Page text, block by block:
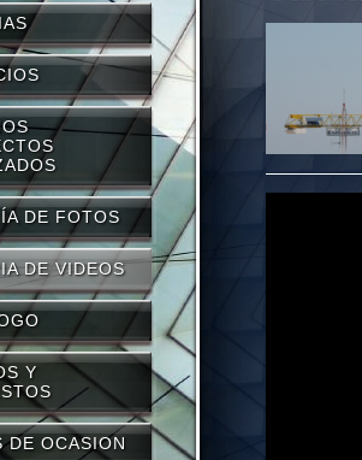
DE FOTOS
DE VIDEOS
Y
DE OCASION